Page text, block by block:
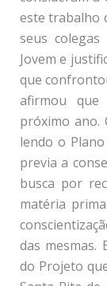
este trabalho
seus
Jovem e
que
afirmou
próximo ano.
lendo o
previa a
busca por
matéria
das mesmas.
do Projeto